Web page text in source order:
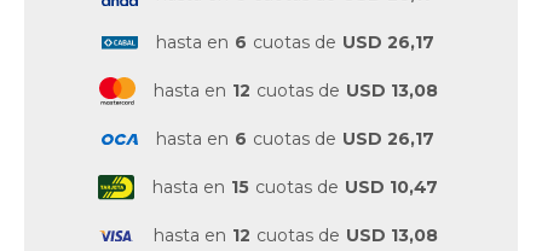
hasta en 6 cuotas de USD 26,17
hasta en 12 cuotas de USD 13,08
hasta en 6 cuotas de USD 26,17
hasta en 15 cuotas de USD 10,47
hasta en 12 cuotas de USD 13,08
Vestimenta y calzado